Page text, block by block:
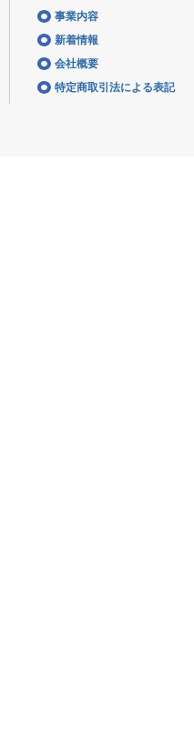
事業内容
新着情報
会社概要
特定商取引法による表記